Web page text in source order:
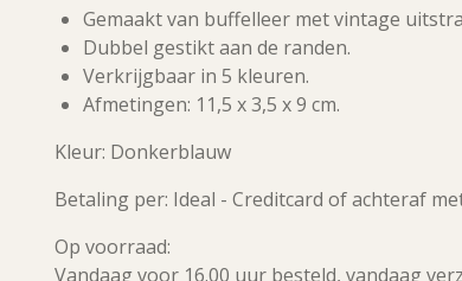
Gemaakt van buffelleer met vintage
Dubbel gestikt aan de randen.
Verkrijgbaar in 5 kleuren.
Afmetingen: 11,5 x 3,5 x 9 cm.
Kleur: Donkerblauw
Betaling per: Ideal - Creditcard of achteraf
Op voorraad:
Vandaag voor 16.00 uur besteld, vandaag